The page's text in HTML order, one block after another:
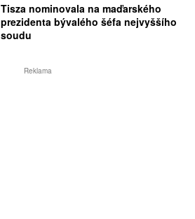
Tisza nominovala na maďarského
prezidenta bývalého šéfa nejvyššího
soudu
Reklama